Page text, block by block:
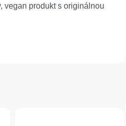
vegan produkt s originálnou